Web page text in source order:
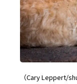
（Cary Leppert/